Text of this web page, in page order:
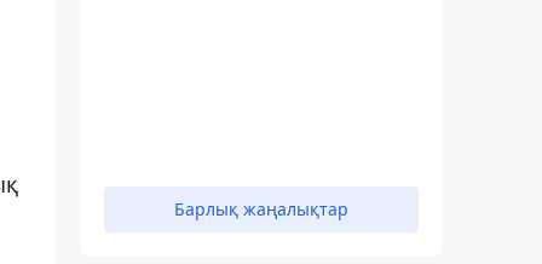
Барлық жаңалықтар